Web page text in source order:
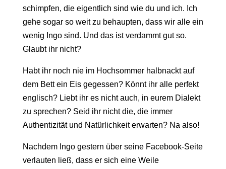
schimpfen, die eigentlich sind wie du und ich. Ich
gehe sogar so weit zu behaupten, dass wir alle ein
wenig Ingo sind. Und das ist verdammt gut so.
Glaubt ihr nicht?
Habt ihr noch nie im Hochsommer halbnackt auf
dem Bett ein Eis gegessen? Könnt ihr alle perfekt
englisch? Liebt ihr es nicht auch, in eurem Dialekt
zu sprechen? Seid ihr nicht die, die immer
Authentizität und Natürlichkeit erwarten? Na also!
Nachdem Ingo gestern über seine Facebook-Seite
verlauten ließ, dass er sich eine Weile